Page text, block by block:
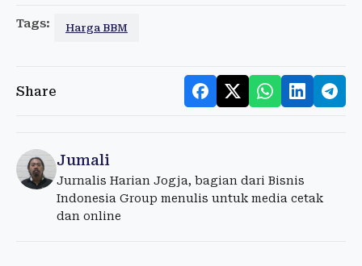
Tags: Harga BBM
Share
Jumali
Jurnalis Harian Jogja, bagian dari Bisnis
Indonesia Group menulis untuk media cetak
dan online